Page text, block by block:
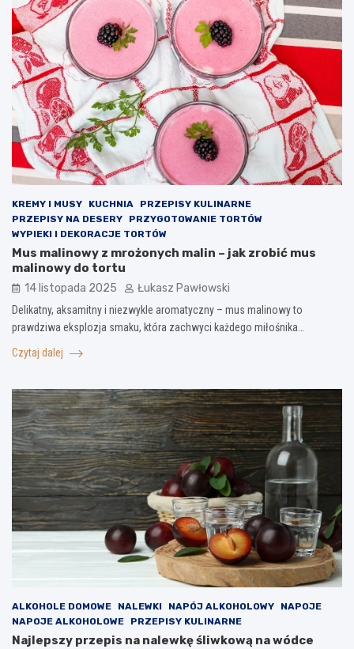
KREMY I MUSY KUCHNIA
PRZEPISY KULINARNE
PRZEPISY NA DESERY
PRZYGOTOWANIE TORTÓW
WYPIEKI I DEKORACJE TORTÓW
Mus malinowy z mrożonych malin – jak zrobić mus
malinowy do tortu
14 listopada 2025 Łukasz Pawłowski
Delikatny, aksamitny i niezwykle aromatyczny – mus malinowy to
prawdziwa eksplozja smaku, która zachwyci każdego miłośnika…
Czytaj dalej
ALKOHOLE DOMOWE NALEWKI NAPÓJ ALKOHOLOWY
NAPOJE
NAPOJE ALKOHOLOWE
PRZEPISY KULINARNE
Najlepszy przepis na nalewkę śliwkową na wódce